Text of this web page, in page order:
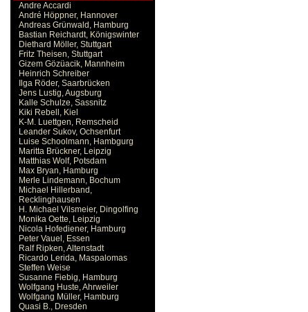
Andre Accardi
André Höppner, Hannover
Andreas Grünwald, Hamburg
Bastian Reichardt, Königswinter
Diethard Möller, Stuttgart
Fritz Theisen, Stuttgart
Gizem Gözüacik, Mannheim
Heinrich Schreiber
Ilga Röder, Saarbrücken
Jens Lustig, Augsburg
Kalle Schulze, Sassnitz
Kiki Rebell, Kiel
K-M. Luettgen, Remscheid
Leander Sukov, Ochsenfurt
Luise Schoolmann, Hambgurg
Maritta Brückner, Leipzig
Matthias Wolf, Potsdam
Max Bryan, Hamburg
Merle Lindemann, Bochum
Michael Hillerband,
Recklinghausen
H. Michael Vilsmeier, Dingolfing
Monika Oette, Leipzig
Nicola Hofediener, Hamburg
Peter Vauel, Essen
Ralf Ripken, Altenstadt
Ricardo Lerida, Maspalomas
Steffen Weise
Susanne Fiebig, Hamburg
Wolfgang Huste, Ahrweiler
Wolfgang Müller, Hamburg
Quasi B., Dresden